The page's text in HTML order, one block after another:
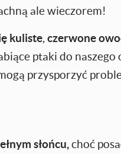
ale wieczorem!
kuliste, czerwone
ptaki do
przysporzyć
słońcu,choć